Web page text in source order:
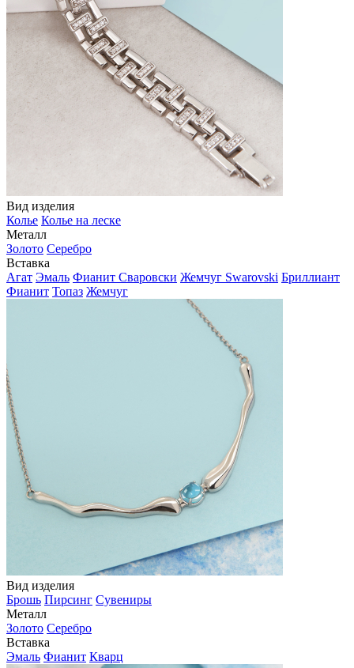
Вид изделия
Колье Колье на леске
Металл
Золото Серебро
Вставка
Агат Эмаль Фианит Сваровски Жемчуг Swarovski Бриллиант
Фианит Топаз Жемчуг
Вид изделия
Брошь Пирсинг Сувениры
Металл
Золото Серебро
Вставка
Эмаль Фианит Кварц